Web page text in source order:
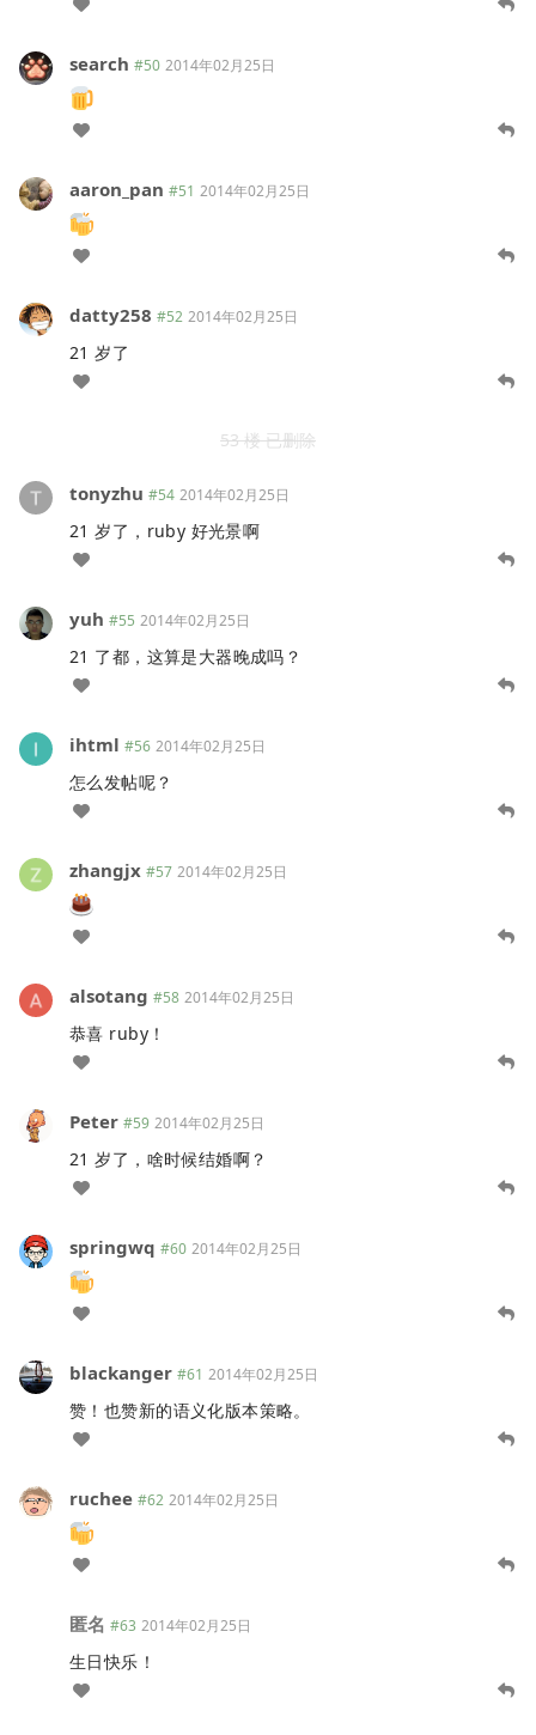
search #50 2014年02月25日
aaron_pan #51 2014年02月25日
datty258 #52 2014年02月25日
21 岁了
53 楼 已删除
tonyzhu #54 2014年02月25日
21 岁了，ruby 好光景啊
yuh #55 2014年02月25日
21 了都，这算是大器晚成吗？
ihtml #56 2014年02月25日
怎么发帖呢？
zhangjx #57 2014年02月25日
alsotang #58 2014年02月25日
恭喜 ruby！
Peter #59 2014年02月25日
21 岁了，啥时候结婚啊？
springwq #60 2014年02月25日
blackanger #61 2014年02月25日
赞！也赞新的语义化版本策略。
ruchee #62 2014年02月25日
匿名 #63 2014年02月25日
生日快乐！